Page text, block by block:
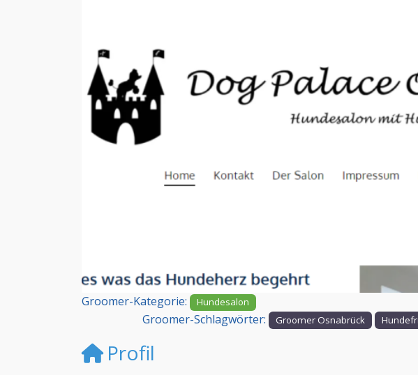
Vorheriges
Groomer-Kategorie: Hundesalon
Groomer-Schlagwörter: Groomer Osnabrück
Profil